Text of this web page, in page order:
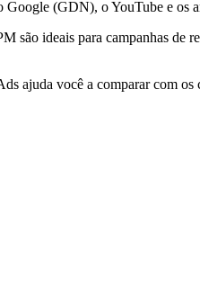
Google (GDN), o YouTube e os
são ideais para campanhas de
ajuda você a comparar com os